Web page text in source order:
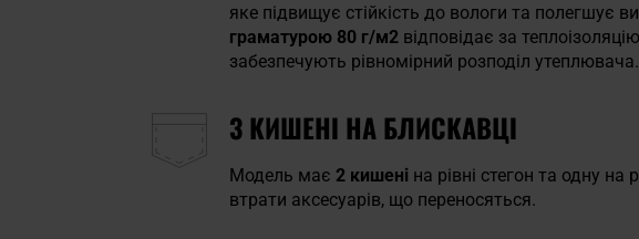
яке підвищує стійкість до вологи та полегшує
граматурою 80 г/м2 відповідає за
забезпечують рівномірний розподіл утеплювача.
3 КИШЕНІ НА БЛИСКАВЦІ
Модель має 2 кишені на рівні стегон та одну на
втрати аксесуарів, що переносяться.